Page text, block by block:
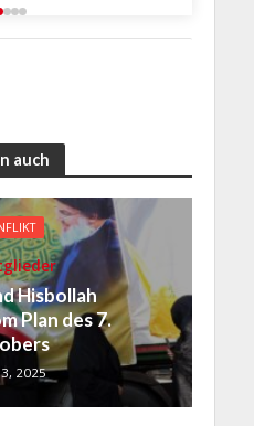
auch
Hisbollah
Plan des 7.
2025